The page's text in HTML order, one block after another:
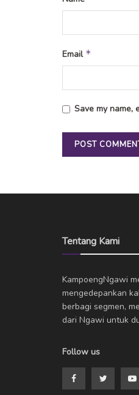
Email *
Save my name,
Tentang Kami
KampoengNgawi
mengedepankan
berbagi segmen,
dari Ngawi untuk
Follow us